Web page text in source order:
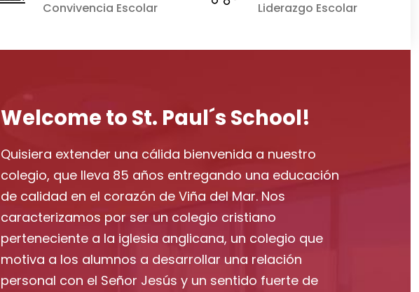
Convivencia Escolar Liderazgo Escolar
Welcome to St. Paul´s School!
Quisiera extender una cálida bienvenida a nuestro
colegio, que lleva 85 años entregando una educación
de calidad en el corazón de Viña del Mar. Nos
caracterizamos por ser un colegio cristiano
perteneciente a la iglesia anglicana, un colegio que
motiva a los alumnos a desarrollar una relación
personal con el Señor Jesús y un sentido fuerte de